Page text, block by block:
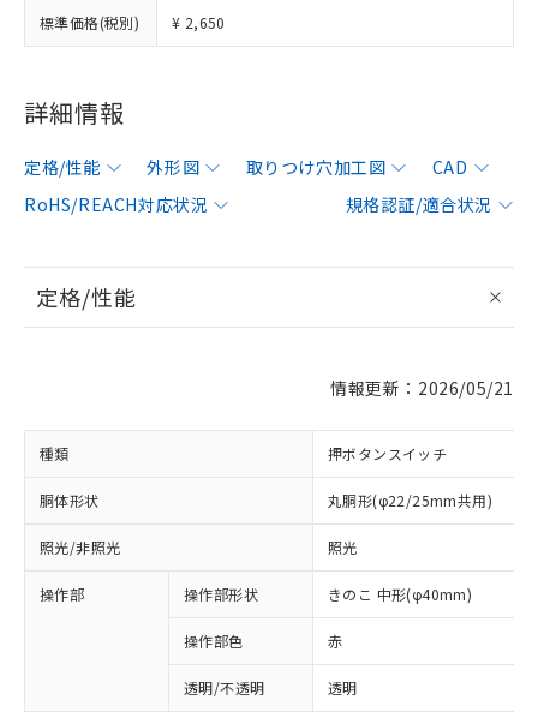
標準価格(税別) ¥ 2,650
詳細情報
定格/性能 外形図 取りつけ穴加工図
CAD
RoHS/REACH対応状況
規格認証/適合状況
定格/性能
情報更新：2026/05/21
種類 押ボタンスイッチ
胴体形状 丸胴形(φ22/25mm共用)
照光/非照光 照光
操作部 操作部形状 きのこ 中形(φ40mm)
操作部色 赤
透明/不透明 透明